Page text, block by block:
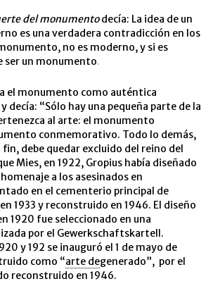
del monumentodecía: La idea de un
es una verdadera contradicción en los
no es moderno, y si es
ser un monumento.
el monumento como auténtica
decía: “Sólo hay una pequeña parte de la
al arte: el monumento
conmemorativo. Todo lo demás,
fin, debe quedar excluido del reino del
Mies, en 1922, Gropius había diseñado
a los asesinados en
en el cementerio principal de
1933 y reconstruido en 1946. El diseño
1920 fue seleccionado en una
por el Gewerkschaftskartell.
y 192 se inauguró el 1 de mayo de
como “arte degenerado”, por el
reconstruido en 1946.